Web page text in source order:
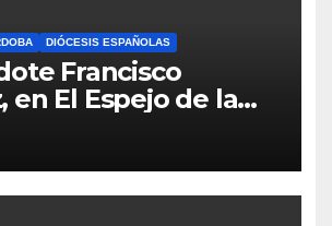
DIÓCESIS ESPAÑOLAS
Francisco
en El Espejo de la